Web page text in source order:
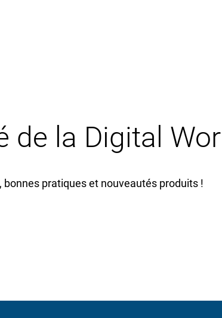
de la Digital
bonnes pratiques et nouveautés produits !